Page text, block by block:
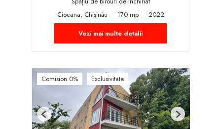
Ciocana, Chișinău
170 mp
2022
Vezi mai multe detalii
Comision 0% Exclusivitate
Previous Next